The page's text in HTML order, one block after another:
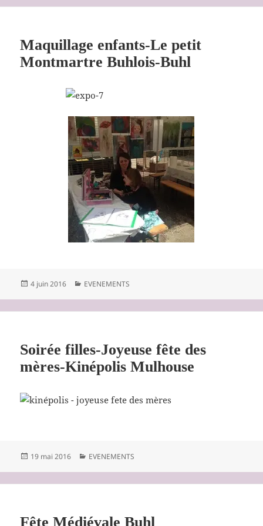
Maquillage enfants-Le petit
Montmartre Buhlois-Buhl
Publié
4 juin 2016 Catégories
EVENEMENTS
Soirée filles-Joyeuse fête des
mères-Kinépolis Mulhouse
Publié
19 mai 2016 Catégories
EVENEMENTS
Fête Médiévale Buhl